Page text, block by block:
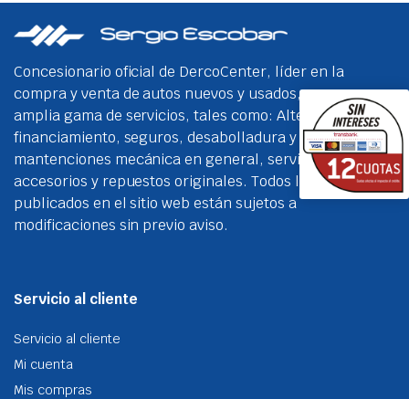
Concesionario oficial de DercoCenter, líder en la
compra y venta de autos nuevos y usados, con una
amplia gama de servicios, tales como: Alternativas de
financiamiento, seguros, desabolladura y pintura,
mantenciones mecánica en general, servicio técnico,
accesorios y repuestos originales. Todos los precios
publicados en el sitio web están sujetos a
modificaciones sin previo aviso.
Servicio al cliente
Servicio al cliente
Mi cuenta
Mis compras